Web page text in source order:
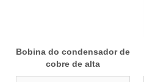
Bobina do condensador de
cobre de alta
qualidade/condensador de